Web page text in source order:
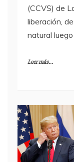
(CCVS) de
liberación,
natural
Leer más...